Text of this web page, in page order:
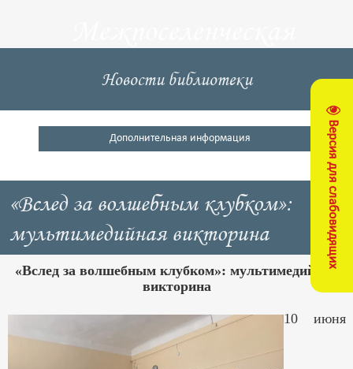
Версия для слабовидящих
центральная
библиотека
Кущевский район
Новости библиотеки
Дополнительная информация
«Вслед за волшебным клубком»:
мультимедийная викторина
«Вслед за волшебным клубком»: мультимедийная
викторина
10 июня